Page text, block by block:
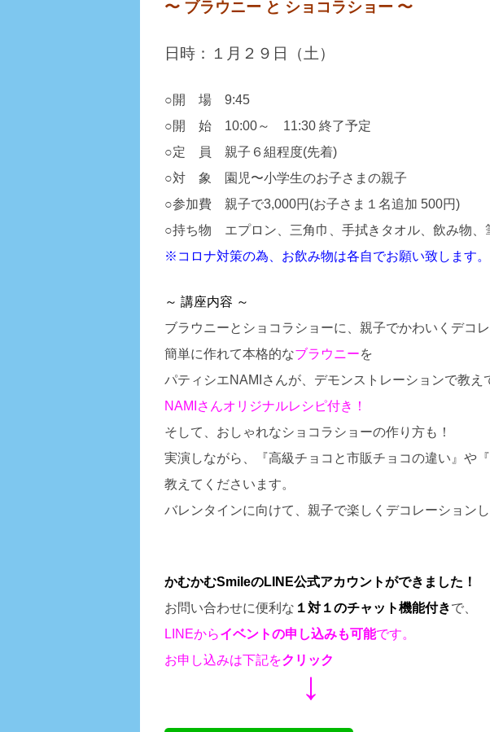
〜 ブラウニー と ショコラショー 〜
日時：１月２９日（土）
○開 場 9:45
○開 始 10:00～ 11:30 終了予定
○定 員 親子６組程度(先着)
○対 象 園児〜小学生のお子さまの親子
○参加費 親子で3,000円(お子さま１名追加 500円)
○持ち物 エプロン、三角巾、手拭きタオル、飲み物、
※コロナ対策の為、お飲み物は各自でお願い致します。
～ 講座内容 ～
ブラウニーとショコラショーに、親子でかわいくデコ
簡単に作れて本格的なブラウニーを
パティシエNAMIさんが、デモンストレーションで教え
NAMIさんオリジナルレシピ付き！
そして、おしゃれなショコラショーの作り方も！
実演しながら、『高級チョコと市販チョコの違い』や
教えてくださいます。
バレンタインに向けて、親子で楽しくデコレーション
かむかむSmileのLINE公式アカウントができました！
お問い合わせに便利な １対１のチャット機能付きで、
LINEからイベントの申し込みも可能です。
お申し込みは下記をクリック
↓